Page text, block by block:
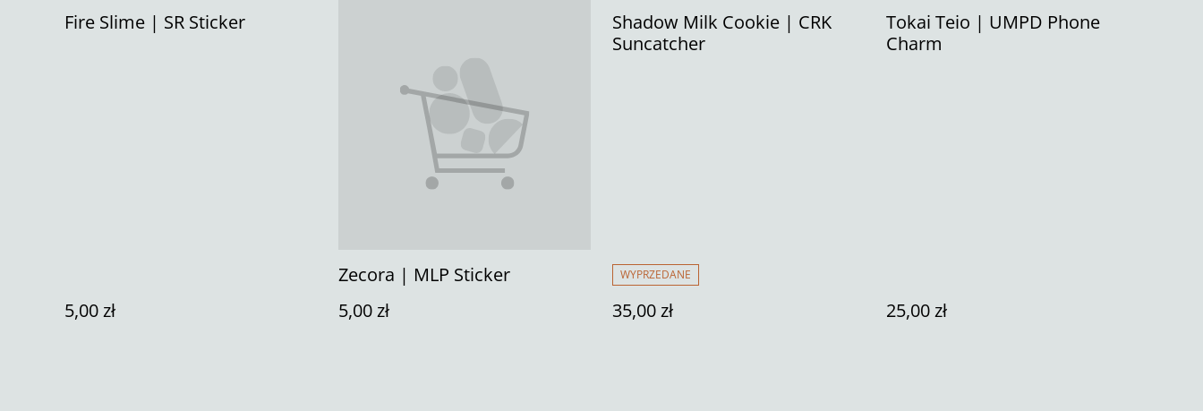
Fire Slime | SR Sticker
5,00 zł
Zecora | MLP Sticker
5,00 zł
Shadow Milk Cookie | CRK
Suncatcher
WYPRZEDANE
35,00 zł
Tokai Teio | UMPD Phone
Charm
25,00 zł